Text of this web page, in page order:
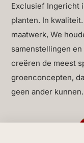
woonaccessoires.
Wat deze
vermogen om een
beeld te verstoren.
als decoratief
als sfeervolle
Bega S
Exclusief Ingericht
planten. In
maatwerk, We
samenstellingen
creëren de meest
groenconcepten,
geen ander kunnen.